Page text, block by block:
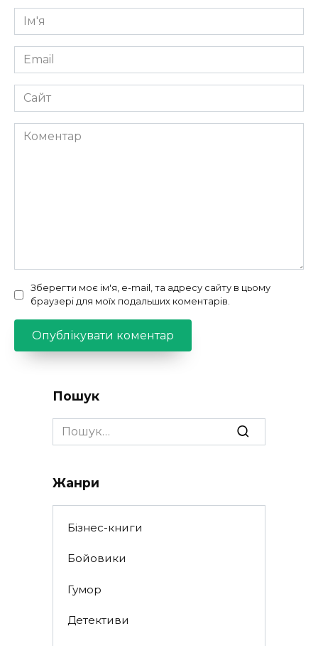
Ім'я
*
Email
*
Сайт
Коментар
Зберегти моє ім'я, e-mail, та адресу сайту в цьому
браузері для моїх подальших коментарів.
Пошук
Search
for:
Жанри
Бізнес-книги
Бойовики
Гумор
Детективи